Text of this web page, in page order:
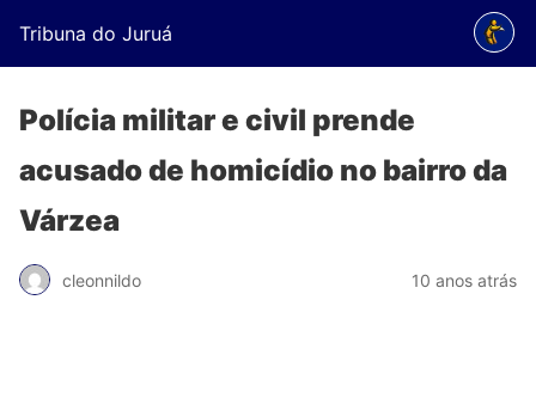
Tribuna do Juruá
Polícia militar e civil prende
acusado de homicídio no bairro da
Várzea
cleonnildo 10 anos atrás